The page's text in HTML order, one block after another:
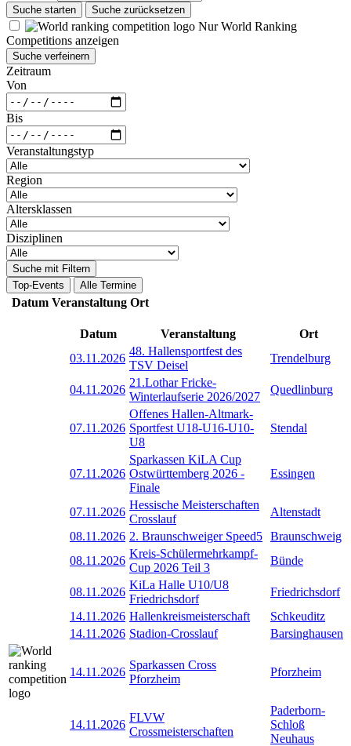
Suche starten Suche zurücksetzen
Nur World Ranking
Competitions anzeigen
Suche verfeinern
Zeitraum
Von
Bis
Veranstaltungstyp
Region
Altersklassen
Disziplinen
Suche mit Filtern
Top-Events
Alle Termine
Datum Veranstaltung Ort
Datum Veranstaltung
Ort
03.11.2026
48. Hallensportfest des
TSV Deisel
Trendelburg
04.11.2026
21.Lothar Fricke-
Winterlaufserie 2026/2027
Quedlinburg
07.11.2026
Offenes Hallen-Altmark-
Sportfest U18-U16-U10-
U8
Stendal
07.11.2026
Sparkassen KiLA Cup
Ostwürttemberg 2026 -
Finale
Essingen
07.11.2026
Hessische Meisterschaften
Crosslauf
Altenstadt
08.11.2026 2. Braunschweiger Speed5 Braunschweig
08.11.2026
Kreis-Schülermehrkampf-
Cup 2026 Teil 3
Bünde
08.11.2026
KiLa Halle U10/U8
Friedrichsdorf
Friedrichsdorf
14.11.2026 Hallenkreismeisterschaft
Schkeuditz
14.11.2026 Stadion-Crosslauf Barsinghausen
14.11.2026
Sparkassen Cross
Pforzheim
Pforzheim
14.11.2026
FLVW
Crossmeisterschaften
Paderborn-
Schloß
Neuhaus